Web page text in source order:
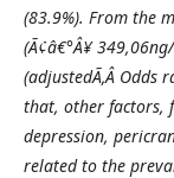
(83.9%). From the
(Ã¢â€°Â¥
(adjustedÃ‚Â Odds
that, other factors,
depression,
related to the